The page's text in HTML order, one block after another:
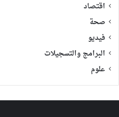
اقتصاد
صحة
فيديو
البرامج والتسجيلات
علوم